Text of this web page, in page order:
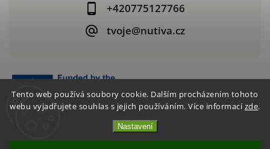
Tento web používá soubory cookie. Dalším procházením tohoto
webu vyjadřujete souhlas s jejich používáním. Více informacízde.
Nastavení
+420775127766
tvoje@nutiva.cz
nutiva.cz